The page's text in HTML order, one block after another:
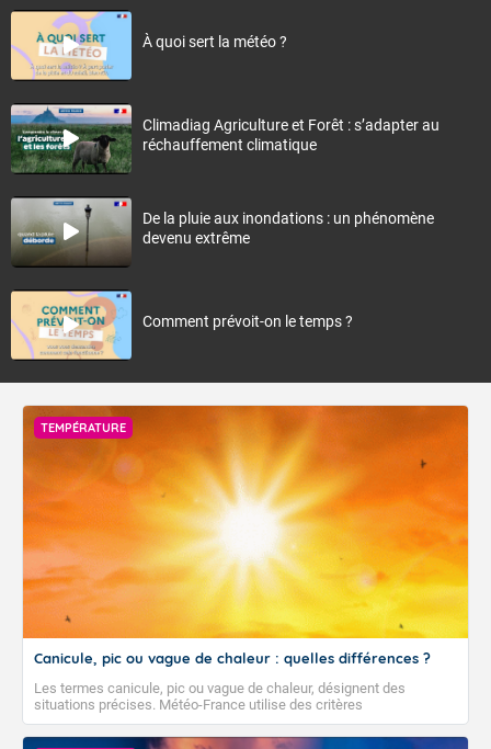
À quoi sert la météo ?
Climadiag Agriculture et Forêt : s’adapter au
réchauffement climatique
De la pluie aux inondations : un phénomène
devenu extrême
Comment prévoit-on le temps ?
TEMPÉRATURE
Canicule, pic ou vague de chaleur : quelles différences ?
Les termes canicule, pic ou vague de chaleur, désignent des
situations précises. Météo-France utilise des critères
climatologiques pour évaluer et qualifier les épisodes de chaleur qui
peuvent avoir des impacts sanitaires et socio-économiques